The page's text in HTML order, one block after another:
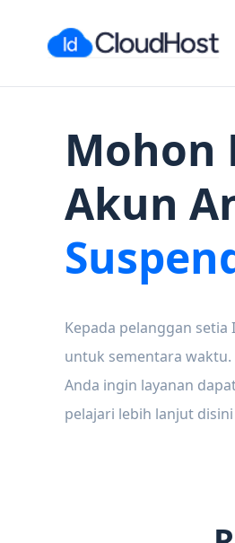
Mohon
Akun
Kepada pelanggan
untuk sementara waktu.
Anda ingin layanan
pelajari lebih lanjut disini